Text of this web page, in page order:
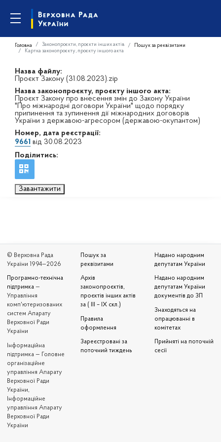
Головна Законопроєкти, проєкти інших актів
Пошук за реквізитами
Картка законопроєкту, проєкту іншого акта
Назва файлу:
Проєкт Закону (31.08.2023).zip
Назва законопроєкту, проєкту іншого акта:
Проєкт Закону про внесення змін до Закону України
"Про міжнародні договори України" щодо порядку
припинення та зупинення дії міжнародних договорів
України з державою-агресором (державою-окупантом)
Номер, дата реєстрації:
9661 від 30.08.2023
Поділитись:
Завантажити
© Верховна Рада
України 1994—2026
Програмно-технічна
підтримка —
Управління
комп'ютеризованих
систем Апарату
Верховної Ради
України
Iнформаційна
підтримка — Головне
організаційне
управління Апарату
Верховної Ради
України,
Інформаційне
управління Апарату
Верховної Ради
України
Пошук за
реквізитами
Архів
законопроєктів,
проєктів інших актів
за ( III – IX скл.)
Правила
оформлення
Зареєстровані за
поточний тиждень
Надано народним
депутатам України
Надано народним
депутатам України
документів до ЗП
Знаходяться на
опрацюванні в
комітетах
Прийняті на поточній
сесії